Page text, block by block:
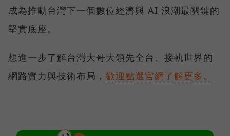
成為推動台灣下一個數位經濟與 AI 浪潮最關鍵的
堅實底座。
想進一步了解台灣大哥大領先全台、接軌世界的
網路實力與技術布局， 歡迎點選官網了解更多。